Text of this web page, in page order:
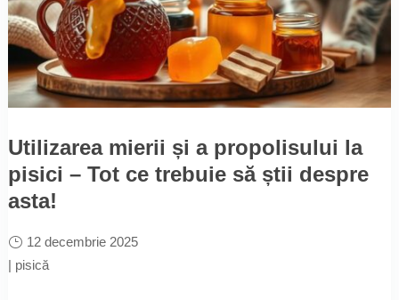
Utilizarea mierii și a propolisului la
pisici – Tot ce trebuie să știi despre
asta!
12 decembrie 2025
| pisică